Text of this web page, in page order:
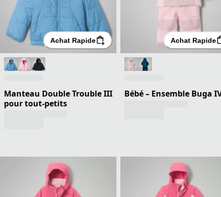
Achat Rapide
Manteau Double Trouble III
pour tout-petits
Achat Rapide
Bébé – Ensemble Buga